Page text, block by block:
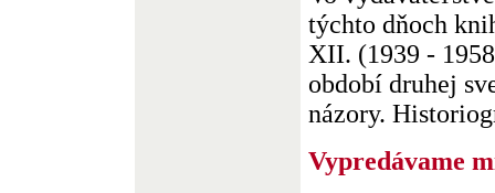
týchto dňoch
XII. (1939 -
období druhej
názory.
Vypredávame